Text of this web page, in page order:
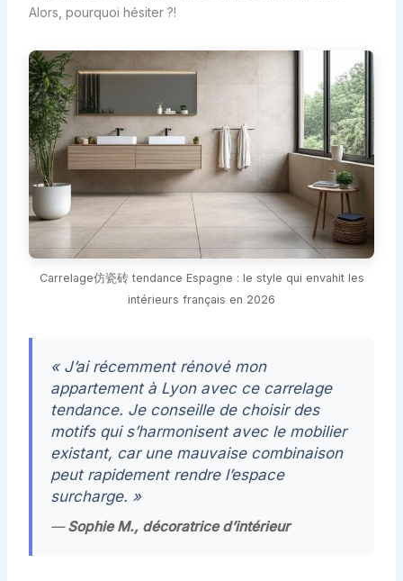
Alors, pourquoi hésiter ?!
Carrelage仿瓷砖 tendance Espagne : le style qui envahit les
intérieurs français en 2026
« J’ai récemment rénové mon
appartement à Lyon avec ce carrelage
tendance. Je conseille de choisir des
motifs qui s’harmonisent avec le mobilier
existant, car une mauvaise combinaison
peut rapidement rendre l’espace
surcharge. »
—Sophie M., décoratrice d’intérieur